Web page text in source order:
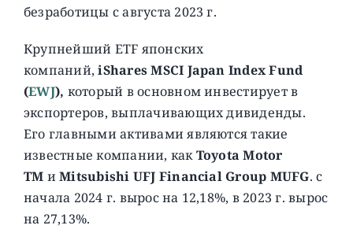
безработицы с августа 2023 г.
Крупнейший ETF японских
компаний, iShares MSCI Japan Index Fund
(EWJ), который в основном инвестирует в
экспортеров, выплачивающих дивиденды.
Его главными активами являются такие
известные компании, какToyota Motor
TM иMitsubishi UFJ Financial Group MUFG. с
начала 2024 г. вырос на 12,18%, в 2023 г. вырос
на 27,13%.